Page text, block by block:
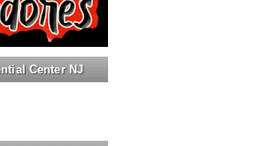
Center NJ